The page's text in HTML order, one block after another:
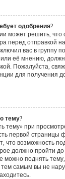
одобрения?
может решить, что
перед отправкой
вас в группу
её мнению,
Пожалуйста,
для получения
тему?
тему» при
первой страницы
что возможность
должно пройти
поднять тему,
тем самым вы не